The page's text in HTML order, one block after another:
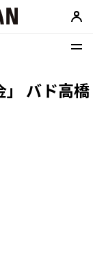
」 バド高橋